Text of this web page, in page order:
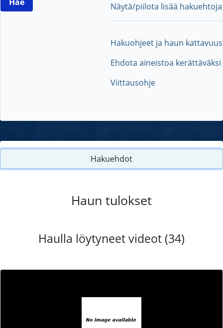
Näytä/piilota lisää hakuehtoja
Hakuohjeet ja haun kattavuus
Ehdota aineistoa kerättäväksi
Viittausohje
Hakuehdot
Haun tulokset
Haulla löytyneet videot (34)